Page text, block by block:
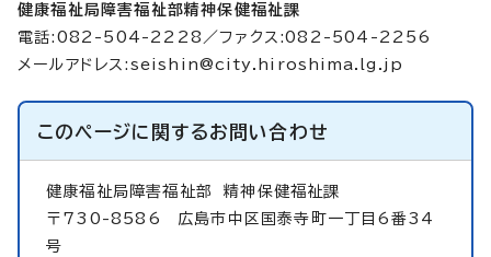
健康福祉局障害福祉部精神保健福祉課
電話:082-504-2228／ファクス:082-504-2256
メールアドレス: seishin@city.hiroshima.lg.jp
このページに関するお問い合わせ
健康福祉局障害福祉部精神保健福祉課
〒730-8586 広島市中区国泰寺町一丁目6番34
号